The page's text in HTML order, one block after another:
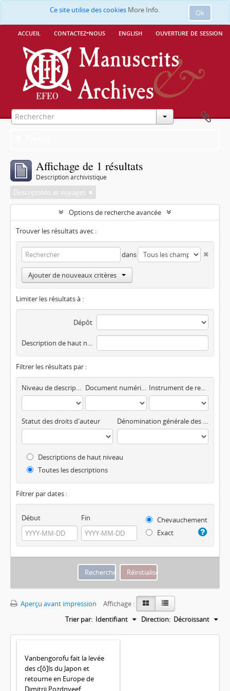
Ok
Ce site utilise des cookies More Info.
accueil contactez-nous english ouverture de session
Affichage de 1 résultats
Description archivistique
Descriptions et voyages
Options de recherche avancée
Trouver les résultats avec :
dans
Ajouter de nouveaux critères
Limiter les résultats à :
Dépôt
Description de haut niveau
Filtrer les résultats par :
Niveau de description Document numérisé disponible Instrument de recherche
Statut des droits d'auteur Dénomination générale des documents
Descriptions de haut niveau
Toutes les descriptions
Filtrer par dates :
Début Fin
Chevauchement
Exact
Aperçu avant impression
Affichage :
Trier par: Identifiant Direction: Décroissant
Vanbengorofu fait la levée
des c[ô]ls du Japon et
retourne en Europe de
Dimitrii Pozdnyeef